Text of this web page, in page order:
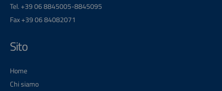
Tel. +39 06 8845005-8845095
Fax +39 06 84082071
Sito
Home
Chi siamo